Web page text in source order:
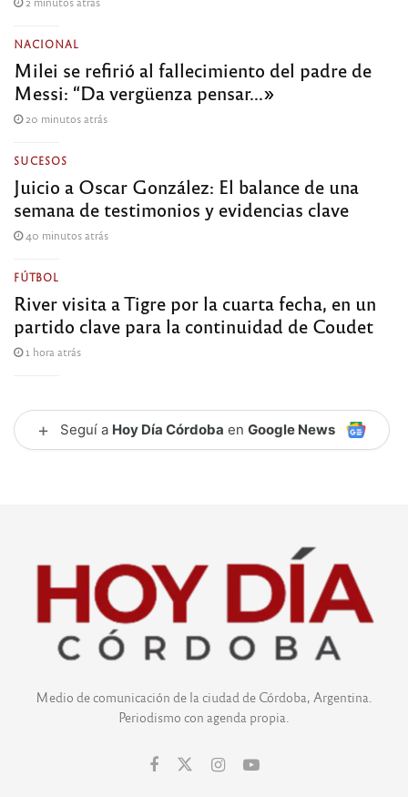
NACIONAL
Milei se refirió al fallecimiento del padre de
Messi: “Da vergüenza pensar…»
20 minutos atrás
SUCESOS
Juicio a Oscar González: El balance de una
semana de testimonios y evidencias clave
40 minutos atrás
FÚTBOL
River visita a Tigre por la cuarta fecha, en un
partido clave para la continuidad de Coudet
1 hora atrás
+ Seguí a Hoy Día Córdoba en Google News
Medio de comunicación de la ciudad de Córdoba, Argentina.
Periodismo con agenda propia.